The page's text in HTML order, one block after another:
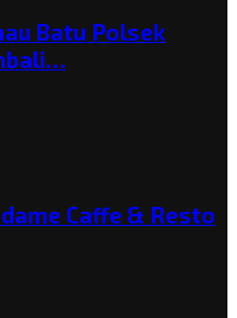
Batu Polsek
Caffe & Resto